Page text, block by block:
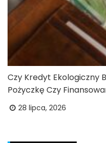
Czy Kredyt Ekologiczny
Pożyczkę Czy
28 lipca, 2026